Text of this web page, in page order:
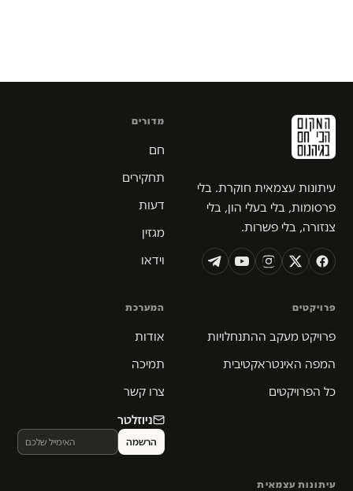
עיתונות עצמאית חוקרת. בלי
פרסומות, בלי בעלי הון, בלי
צנזורה, בלי פשרות.
מדורים
חם
תחקירים
דעות
מגזין
וידאו
פרויקטים
פרויקט מעקב ההתנחלויות
המפה האינטראקטיבית
כל הפרויקטים
המערכת
אודות
תמיכה
צרו קשר
ניוזלטר
עיתונות עצמאית